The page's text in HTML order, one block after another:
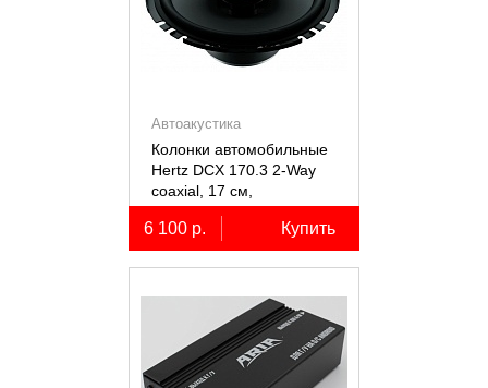
Автоакустика
Колонки автомобильные
Hertz DCX 170.3 2-Way
coaxial, 17 см,
коаксиальные
двухполосные, 2 шт.
6 100 р. Купить